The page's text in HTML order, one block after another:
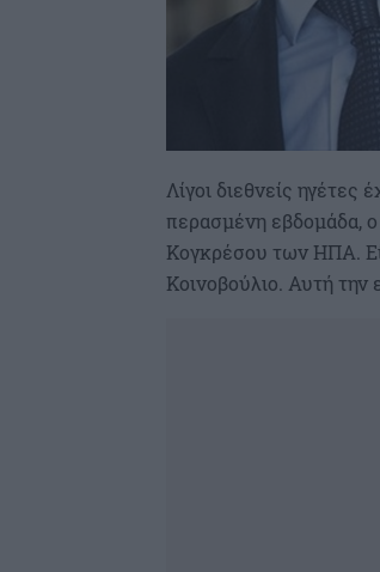
Λίγοι διεθνείς
περασμένη εβδομάδα,
Κογκρέσου των ΗΠΑ.
Κοινοβούλιο. Αυτή